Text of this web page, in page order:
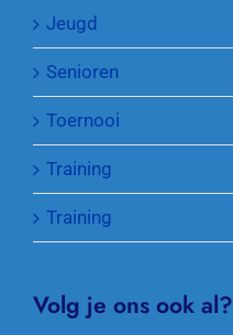
Jeugd
Senioren
Toernooi
Training
Training
Volg je ons ook al?